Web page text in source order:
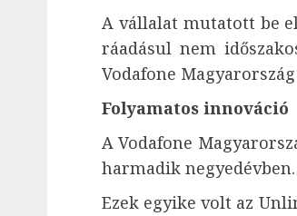
A vállalat mutatott be
ráadásul nem
Vodafone
Folyamatos innováció
A Vodafone
harmadik negyedévben.
Ezek egyike volt az